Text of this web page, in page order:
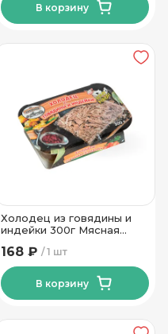
В корзину
Холодец из говядины и
индейки 300г Мясная
1 шт
168 ₽
В корзину